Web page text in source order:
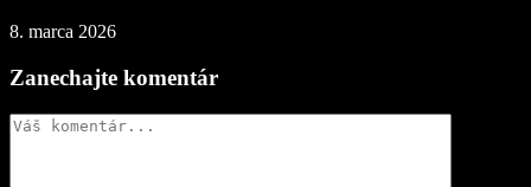
8. marca 2026
Zanechajte komentár